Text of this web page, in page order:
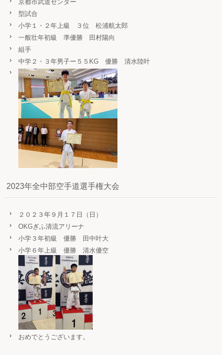
京都市武道センター
型試合
小学１・２年上級 ３位 松浦航太郎
一般壮年初級 準優勝 田村陽向
組手
中学２・３年男子ー５５KG 優勝 清水陸叶
2023年全中部空手道選手権大会
２０２３年９月１７日（日）
OKGぎふ清流アリーナ
小学３年初級 優勝 田中叶大
小学６年上級 優勝 清水優空
おめでとうございます。